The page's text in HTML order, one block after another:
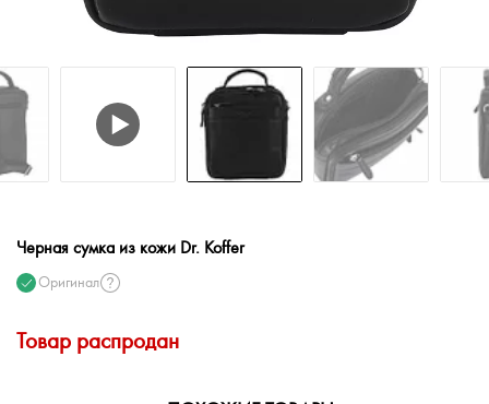
Черная сумка из кожи Dr. Koffer
Оригинал
Товар распродан